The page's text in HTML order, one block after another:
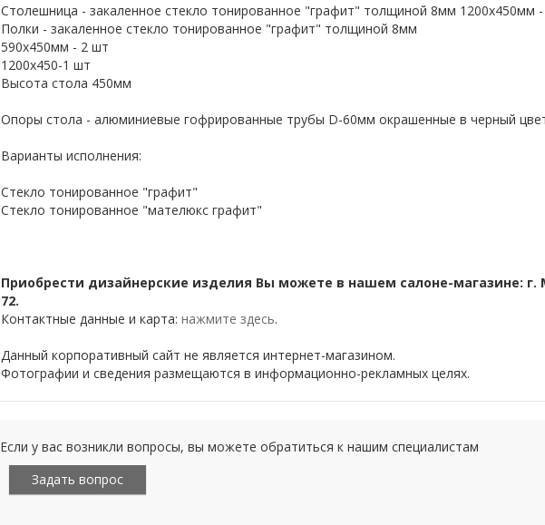
Столешница - закаленное стекло тонированное "графит" толщиной 8мм 1200х450мм
Полки - закаленное стекло тонированное "графит" толщиной 8мм
590х450мм - 2 шт
1200х450-1 шт
Высота стола 450мм
Опоры стола - алюминиевые гофрированные трубы D-60мм окрашенные в черный
Варианты исполнения:
Стекло тонированное "графит"
Стекло тонированное "мателюкс графит"
Приобрести дизайнерские изделия Вы можете в нашем салоне-магазине: г.
72.
Контактные данные и карта: нажмите здесь.
Данный корпоративный сайт не является интернет-магазином.
Фотографии и сведения размещаются в информационно-рекламных целях.
Если у вас возникли вопросы, вы можете обратиться к нашим специалистам
Задать вопрос